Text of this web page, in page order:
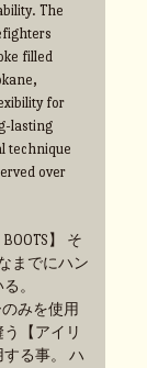
The
filled
for
lasting
technique
over
】 そ
までにハン
。
のみを使用
【アイリ
る事。 ハ